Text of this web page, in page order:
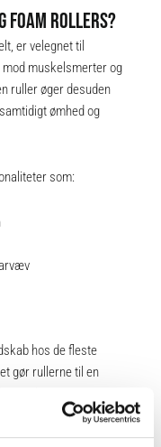
FOAM ROLLERS?
er velegnet til
muskelsmerter og
ruller øger desuden
ømhed og
som:
hos de fleste
gør rullerne til en